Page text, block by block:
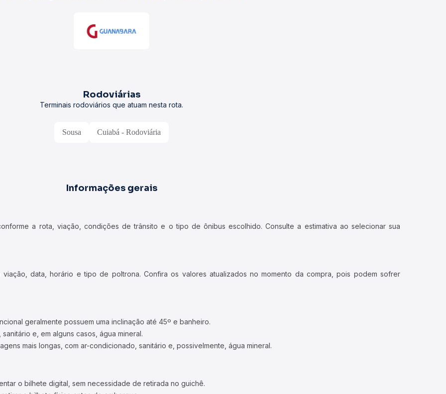
Rodoviárias
Terminais rodoviários que atuam nesta rota.
Sousa Cuiabá - Rodoviária
Informações gerais
a rota, viação, condições de trânsito e o tipo de ônibus escolhido. Consulte a estimativa ao selecionar sua
data, horário e tipo de poltrona. Confira os valores atualizados no momento da compra, pois podem sofrer
geralmente possuem uma inclinação até 45º e banheiro.
e, em alguns casos, água mineral.
mais longas, com ar-condicionado, sanitário e, possivelmente, água mineral.
o bilhete digital, sem necessidade de retirada no guichê.